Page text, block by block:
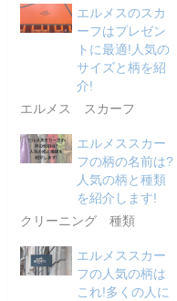
エルメスのスカ
ーフはプレゼン
トに最適!人気の
サイズと柄を紹
介!
エルメス スカーフ
エルメススカー
フの柄の名前は?
人気の柄と種類
を紹介します!
クリーニング 種類
エルメススカー
フの人気の柄は
これ!多くの人に